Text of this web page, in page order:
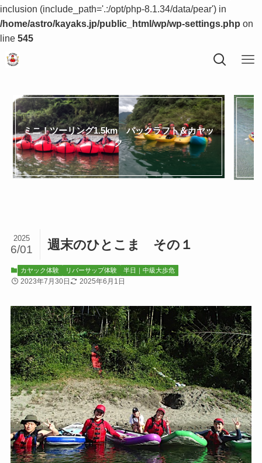
inclusion (include_path='.:/opt/php-8.1.34/data/pear') in
/home/astro/kayaks.jp/public_html/wp/wp-settings.php on
line 545
ミニ！ツーリング1.5km パックラフト＆カヤッ
ク
週末のひとこま その１
2025
6/01
カヤック体験 リバーサップ体験 半日｜中級大歩危
2023年7月30日 2025年6月1日